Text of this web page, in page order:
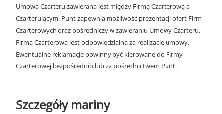
Umowa Czarteru zawierana jest między Firmą Czarterową a
Czarterującym. Punt zapewnia możliwość prezentacji ofert Firm
Czarterowych oraz pośredniczy w zawieraniu Umowy Czarteru.
Firma Czarterowa jest odpowiedzialna za realizację umowy.
Ewentualne reklamacje powinny być kierowane do Firmy
Czarterowej bezpośrednio lub za pośrednictwem Punt.
Szczegóły mariny